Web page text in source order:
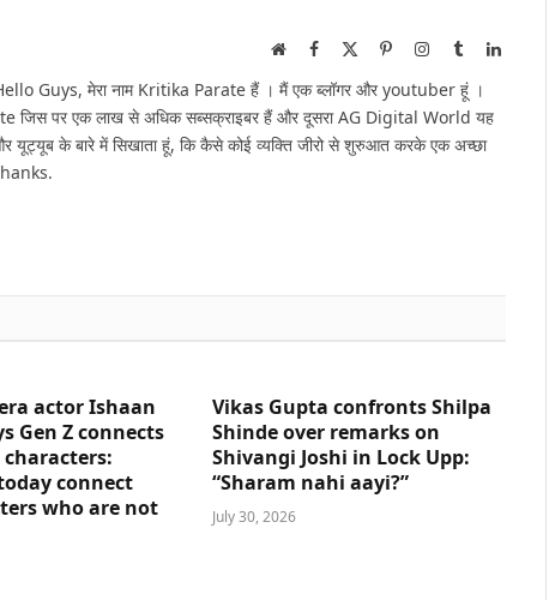
WebsiteFacebook PinterestInstagram
TumblrLinkedIn
Guys, मेरा नाम Kritika Parate हैं । मैं एक ब्लॉगर और youtuber हूं ।
जिस पर एक लाख से अधिक सब्सक्राइबर हैं और दूसरा AG Digital World यह
यूट्यूब के बारे में सिखाता हूं, कि कैसे कोई व्यक्ति जीरो से शुरुआत करके एक अच्छा
actor Ishaan
Gen Z connects
connect
who are not
Vikas Gupta confronts Shilpa
Shinde over remarks on
Shivangi Joshi in Lock Upp:
“Sharam nahi aayi?”
July 30, 2026